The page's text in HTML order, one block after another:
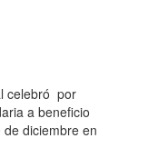
celebró por
a beneficio
diciembre en